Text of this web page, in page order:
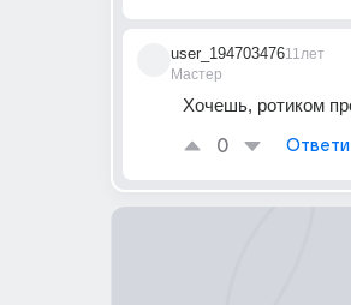
user_194703476
Мастер
11лет
Хочешь, ротиком
0